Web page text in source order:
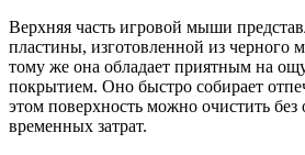
Верхняя часть игровой мыши
пластины, изготовленной из черного
тому же она обладает приятным на
покрытием. Оно быстро собирает
этом поверхность можно очистить
временных затрат.